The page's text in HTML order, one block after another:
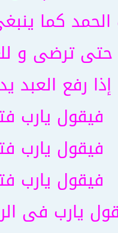
الحمد كما
ترضى و
إذا رفع
فيقول يارب
فيقول يارب
فيقول يارب
يارب فى